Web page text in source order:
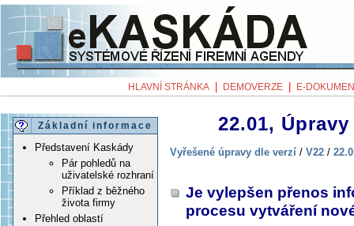
HLAVNÍ STRÁNKA DEMOVERZE E-
Základní informace
Představení Kaskády
Pár pohledů na
uživatelské rozhraní
Příklad z běžného
života firmy
Přehled oblastí
22.01,
Vyřešené úpravy dle verzí / V22 /
Je vylepšen přenos
procesu vytváření